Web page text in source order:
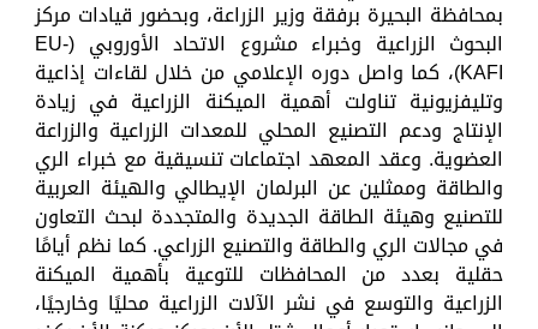
بمحافظة البحيرة برفقة وزير الزراعة، وبحضور قيادات مركز
البحوث الزراعية وخبراء مشروع الاتحاد الأوروبي (EU-
KAFI)، كما واصل دوره الإعلامي من خلال لقاءات إذاعية
وتليفزيونية تناولت أهمية الميكنة الزراعية في زيادة
الإنتاج ودعم التصنيع المحلي للمعدات الزراعية والزراعة
العضوية. وعقد المعهد اجتماعات تنسيقية مع خبراء الري
والطاقة وممثلين عن البرلمان الإيطالي والهيئة العربية
للتصنيع وهيئة الطاقة الجديدة والمتجددة لبحث التعاون
في مجالات الري والطاقة والتصنيع الزراعي. كما نظم أيامًا
حقلية بعدد من المحافظات للتوعية بأهمية الميكنة
الزراعية والتوسع في نشر الآلات الزراعية محليًا وخارجيًا،